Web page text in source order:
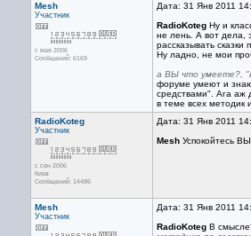
Mesh
Участник
с мая 2006
Сообщений: 6169
Дата: 31 Янв 2011
RadioKoteg Ну и
не лень. А вот дела,
рассказывать сказки
Ну ладно, не мои
а ВЫ что умеете?,
форуме умеют и
средствами". Ага аж
в теме всех методик
RadioKoteg
Участник
с сен 2006
Киев
Сообщений: 14486
Дата: 31 Янв 2011
Mesh Успокойтесь ВЫ.
Mesh
Участник
Дата: 31 Янв 2011
RadioKoteg В